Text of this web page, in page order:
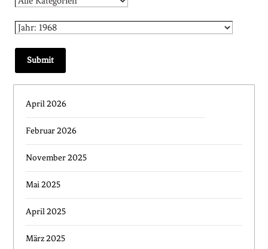
April 2026
Februar 2026
November 2025
Mai 2025
April 2025
März 2025